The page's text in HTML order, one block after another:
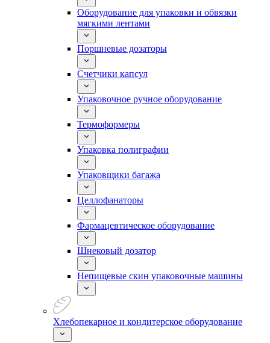
Оборудование для упаковки и обвязки
мягкими лентами
Поршневые дозаторы
Счетчики капсул
Упаковочное ручное оборудование
Термоформеры
Упаковка полиграфии
Упаковщики багажа
Целлофанаторы
Фармацевтическое оборудование
Шнековый дозатор
Непищевые скин упаковочные машины
Хлебопекарное и кондитерское оборудование